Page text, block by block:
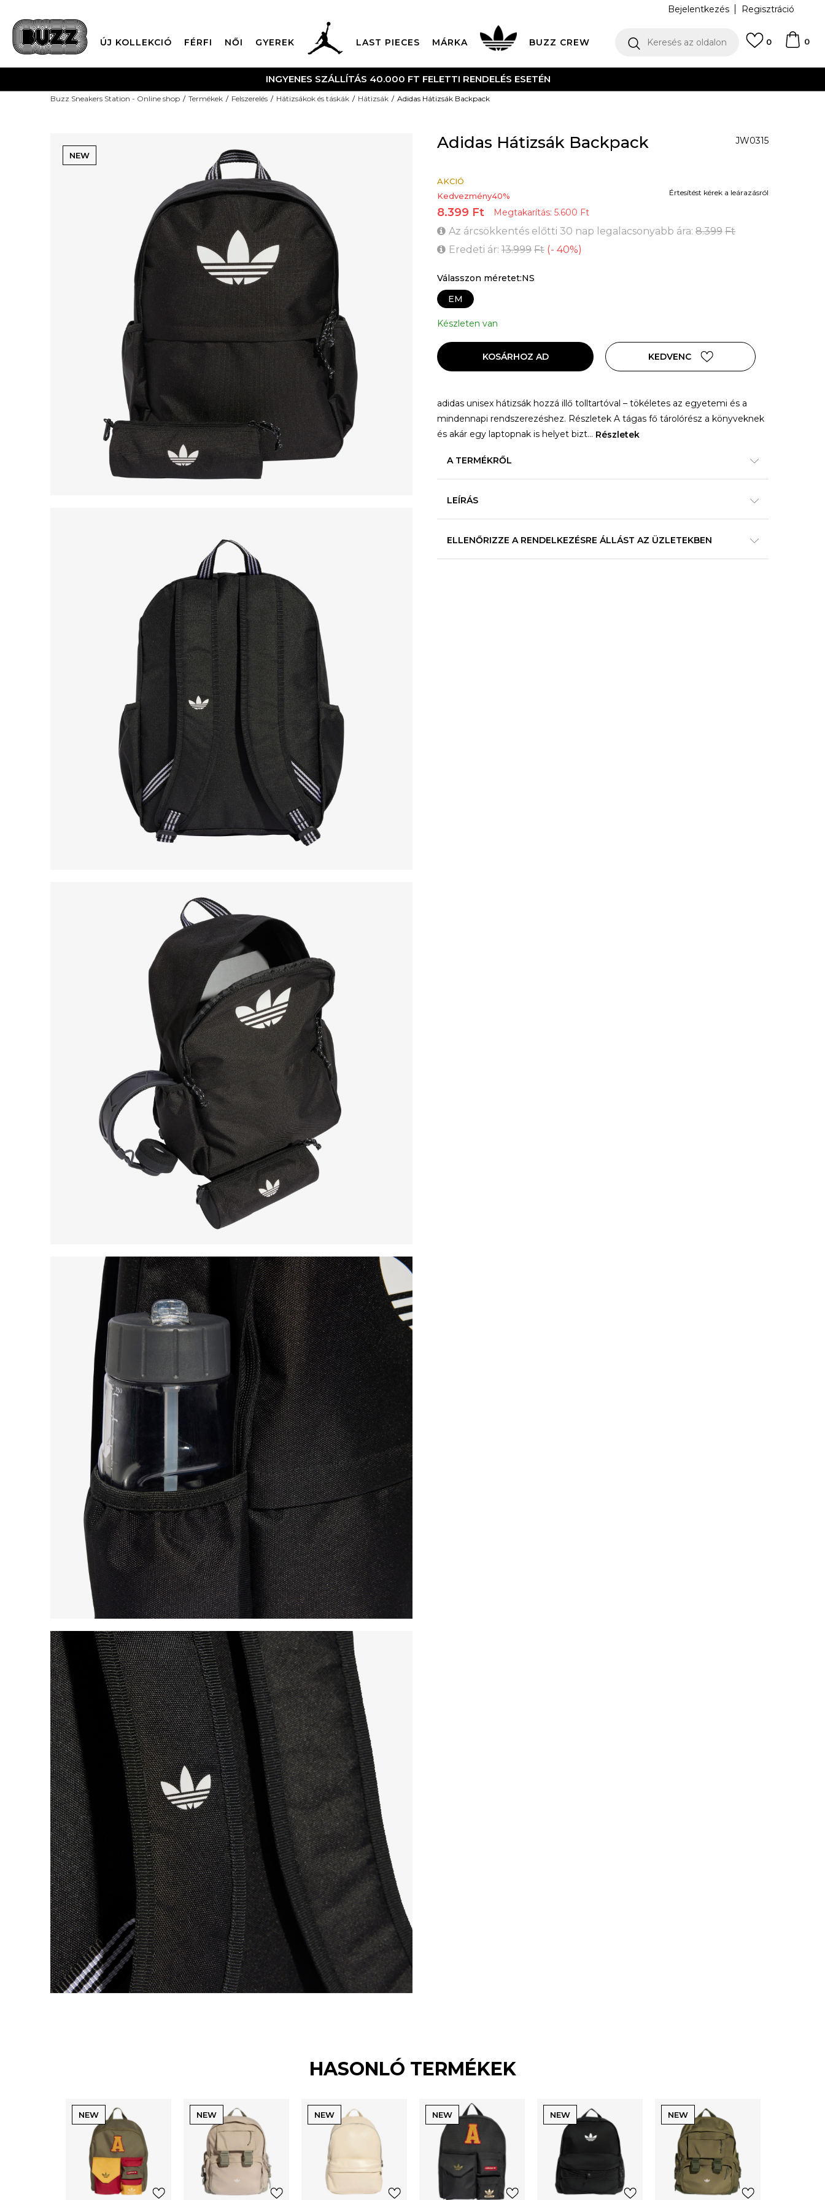
Bejelentkezés Regisztráció
ÚJ KOLLEKCIÓ FÉRFI NŐI GYEREK LAST PIECES MÁRKA BUZZ CREW Keresés az oldalon 0
0
INGYENES SZÁLLÍTÁS 40.000 FT FELETTI RENDELÉS ESETÉN
Buzz Sneakers Station - Online shop Termékek Felszerelés Hátizsákok és táskák Hátizsák Adidas Hátizsák Backpack
NEW
Adidas Hátizsák Backpack JW0315
AKCIÓ
Kedvezmény40%
8.399 Ft Megtakarítás: 5.600 Ft
Az árcsökkentés előtti 30 nap legalacsonyabb ára: 8.399 Ft
Eredeti ár: 13.999 Ft (- 40%)
Értesítést kérek a leárazásról
Válasszon méretet:NS
EM
Készleten van
KOSÁRHOZ AD KEDVENC
adidas unisex hátizsák hozzá illő tolltartóval – tökéletes az egyetemi és a
mindennapi rendszerezéshez. Részletek A tágas fő tárolórész a könyveknek
és akár egy laptopnak is helyet bizt... Részletek
A TERMÉKRŐL
LEÍRÁS
ELLENŐRIZZE A RENDELKEZÉSRE ÁLLÁST AZ ÜZLETEKBEN
HASONLÓ TERMÉKEK
NEW NEW NEW NEW NEW NEW